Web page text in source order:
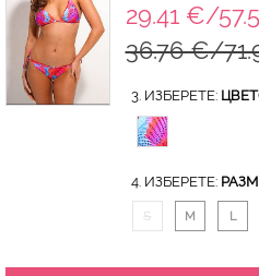
29.41 €/
36.76 €/
3. ИЗБЕРЕТЕ:
4. ИЗБЕРЕТЕ:
S M L